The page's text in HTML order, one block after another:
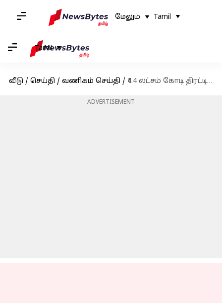
மேலும் Tamil
Tamil
வீடு / செய்தி / வணிகம் செய்தி / ₹4.4 லட்சம் கோடி திரட்டி இந்திய மூலதன சந்தையில் புதிய சாதனை படைத்த எல்ஜி எலெக்ட்ரானிக்ஸ் ஐபிஓ
ADVERTISEMENT